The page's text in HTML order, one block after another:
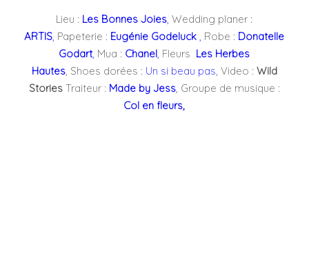
Lieu : Les Bonnes Joies ,Wedding planer :
ARTIS Papeterie : Eugénie Godeluck Robe : Donatelle
Godart, Mua : Chanel Fleurs Les Herbes
Hautes, Shoes dorées : Un si beau pas , Video : Wild
StoriesTraiteur : Made by Jess, Groupe de musique :
Col en fleurs,